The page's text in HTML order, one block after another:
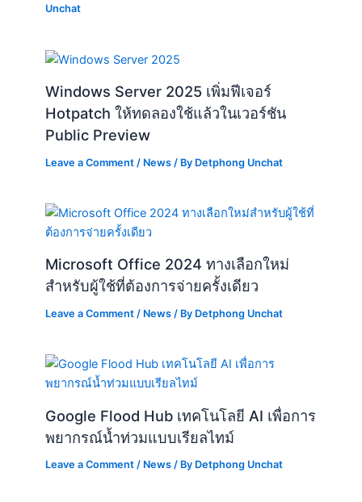
Unchat
Windows Server 2025 เพิ่มฟีเจอร์
Hotpatch ให้ทดลองใช้แล้วในเวอร์ชัน
Public Preview
Leave a Comment / News / By Detphong Unchat
Microsoft Office 2024 ทางเลือกใหม่
สำหรับผู้ใช้ที่ต้องการจ่ายครั้งเดียว
Leave a Comment / News / By Detphong Unchat
Google Flood Hub เทคโนโลยี AI เพื่อการ
พยากรณ์น้ำท่วมแบบเรียลไทม์
Leave a Comment / News / By Detphong Unchat